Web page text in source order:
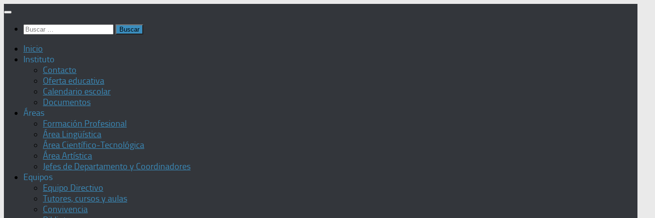
Saltar
contenido
Buscar:
Inicio
Instituto
Contacto
Oferta educativa
Calendario escolar
Documentos
Áreas
Formación Profesional
Área Lingüística
Área Científico-Tecnológica
Área Artística
Jefes de Departamento y Coordinadores
Equipos
Equipo Directivo
Tutores, cursos y aulas
Convivencia